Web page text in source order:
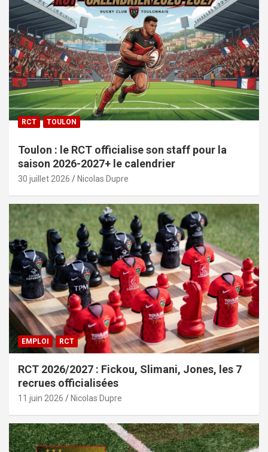
RCT TOULON
Toulon : le RCT officialise son staff pour la
saison 2026-2027+ le calendrier
30 juillet 2026 Nicolas Dupre
EMPLOI RCT
RCT 2026/2027 : Fickou, Slimani, Jones, les 7
recrues officialisées
11 juin 2026 Nicolas Dupre